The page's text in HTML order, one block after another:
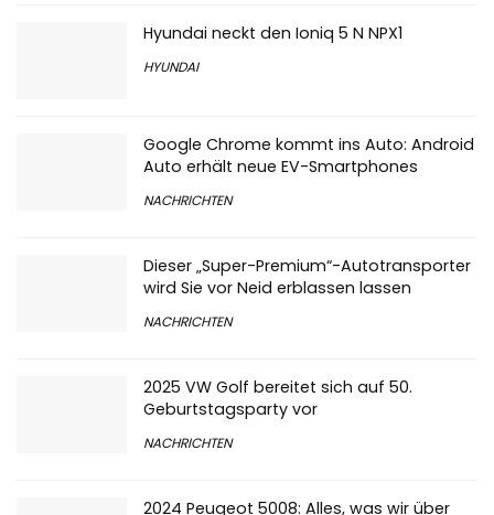
Hyundai neckt den Ioniq 5 N NPX1
HYUNDAI
Google Chrome kommt ins Auto: Android
Auto erhält neue EV-Smartphones
Dieser „Super-Premium“-Autotransporter
wird Sie vor Neid erblassen lassen
2025 VW Golf bereitet sich auf 50.
Geburtstagsparty vor
2024 Peugeot 5008: Alles, was wir über